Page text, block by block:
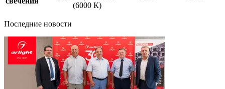
(6000 К)
Последние новости